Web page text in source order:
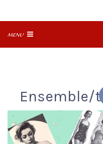
MENU
Ensemble/